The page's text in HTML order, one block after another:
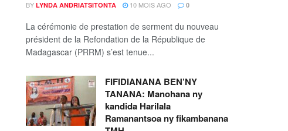
BY LYNDA ANDRIATSITONTA 10 MOIS AGO 0
La cérémonie de prestation de serment du nouveau
président de la Refondation de la République de
Madagascar (PRRM) s’est tenue...
FIFIDIANANA BEN’NY
TANANA: Manohana ny
kandida Harilala
Ramanantsoa ny fikambanana